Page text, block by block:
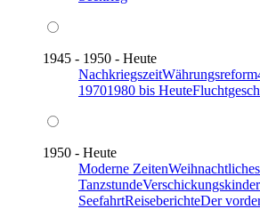
1945 - 1950 - Heute
NachkriegszeitWährungsreform
19701980 bis Heute
1950 - Heute
Moderne ZeitenWeihnachtliches
TanzstundeVerschickungskinder
SeefahrtReiseberichteDer